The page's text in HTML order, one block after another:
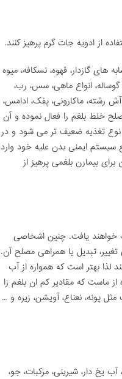
از ادویه جات گرم پرهیز کنند.
گازدار، قهوه، نسکافه، میوه
انواع ماهی، سس، رب،
رشته، ماکارونی، پفک، ادامس،
خلط بلغم را فعال نموده و آن
نوع تغذیه ضعیف تر می شود و در
سیستم ایمنی بدن علیه خود وارد
بیمارن بلغمی پرهیز از
خواهند یافت. چنین اشخاصی
تبدیل یا همراهی مصلح آن.
لذا بهتر است که همواره از آب
ماست که مقادیر کم ان بلغم زا
پونه، نعناع، آویشن، زیره و …
یخ دار، شیرینی، مرکبات، جو،